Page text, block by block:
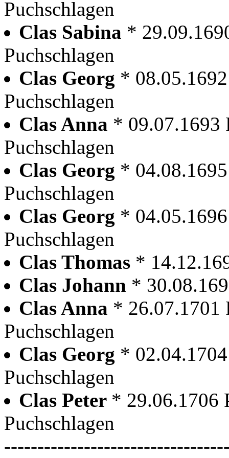
Puchschlagen
Clas Sabina *
Puchschlagen
Clas Georg *
Puchschlagen
Clas Anna * 09.07.1693
Puchschlagen
Clas Georg *
Puchschlagen
Clas Georg *
Puchschlagen
Clas Thomas *
Clas Johann *
Clas Anna * 26.07.1701
Puchschlagen
Clas Georg *
Puchschlagen
Clas Peter * 29.06.1706
Puchschlagen